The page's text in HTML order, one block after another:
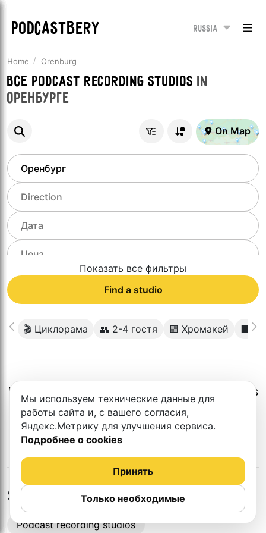
PODCASTBERY Russia
Home Orenburg
Все Podcast recording studios in
Оренбурге
On Map
Показать все фильтры
Find a studio
🎬 Циклорама 👥 2-4 гостя 🟩 Хромакей ⬛️
Unfortunately, there is no such studio in this
city.
Studios in nearby cities
Podcast recording studios
Мы используем технические данные для
работы сайта и, с вашего согласия,
Яндекс.Метрику для улучшения сервиса.
Подробнее о cookies
Только необходимые
Принять